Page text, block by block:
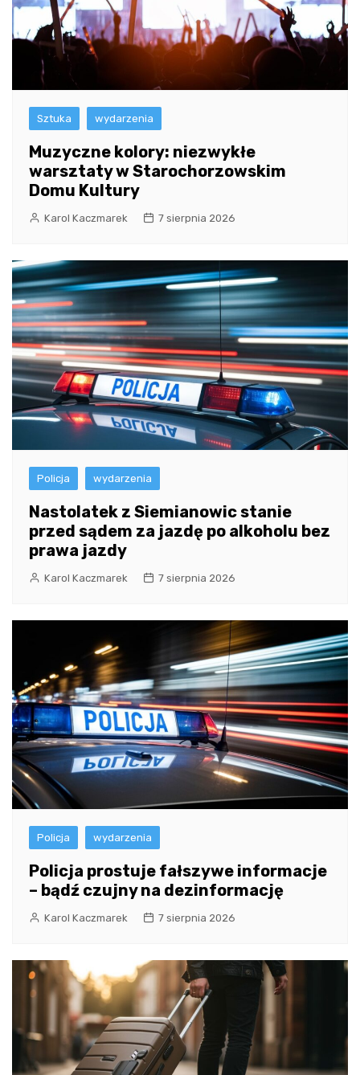
Sztuka wydarzenia
Muzyczne kolory: niezwykłe
warsztaty w Starochorzowskim
Domu Kultury
Karol Kaczmarek 7 sierpnia 2026
Policja wydarzenia
Nastolatek z Siemianowic stanie
przed sądem za jazdę po alkoholu bez
prawa jazdy
Karol Kaczmarek 7 sierpnia 2026
Policja wydarzenia
Policja prostuje fałszywe informacje
– bądź czujny na dezinformację
Karol Kaczmarek 7 sierpnia 2026